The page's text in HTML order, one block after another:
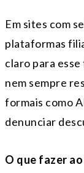
Em sites com
plataformas
claro para
nem sempre
formais como
denunciar
O que fazer